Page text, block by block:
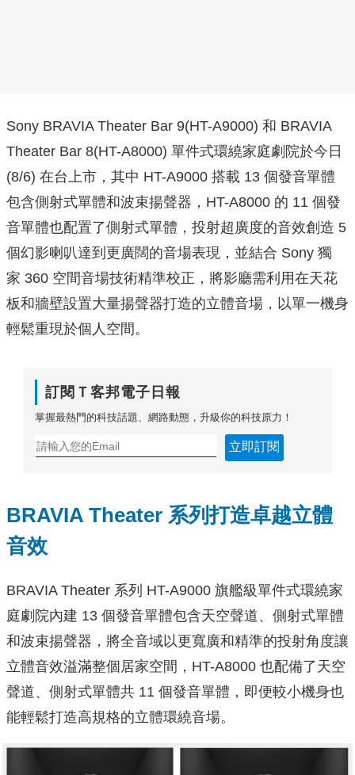
Sony BRAVIA Theater Bar 9(HT-A9000) 和 BRAVIA
Theater Bar 8(HT-A8000) 單件式環繞家庭劇院於今日
(8/6) 在台上市，其中 HT-A9000 搭載 13 個發音單體
包含側射式單體和波束揚聲器，HT-A8000 的 11 個發
音單體也配置了側射式單體，投射超廣度的音效創造 5
個幻影喇叭達到更廣闊的音場表現，並結合 Sony 獨
家 360 空間音場技術精準校正，將影廳需利用在天花
板和牆壁設置大量揚聲器打造的立體音場，以單一機身
輕鬆重現於個人空間。
訂閱Ｔ客邦電子日報
掌握最熱門的科技話題、網路動態，升級你的科技原力！
立即訂閱
BRAVIA Theater 系列打造卓越立體
音效
BRAVIA Theater 系列 HT-A9000 旗艦級單件式環繞家
庭劇院內建 13 個發音單體包含天空聲道、側射式單體
和波束揚聲器，將全音域以更寬廣和精準的投射角度讓
立體音效溢滿整個居家空間，HT-A8000 也配備了天空
聲道、側射式單體共 11 個發音單體，即便較小機身也
能輕鬆打造高規格的立體環繞音場。